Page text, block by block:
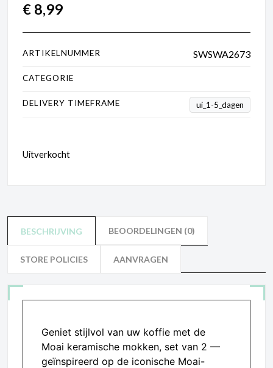
€ 8,99
ARTIKELNUMMER SWSWA2673
CATEGORIE
DELIVERY TIMEFRAME ui_1-5_dagen
Uitverkocht
BESCHRIJVING BEOORDELINGEN (0)
STORE POLICIES AANVRAGEN
Geniet stijlvol van uw koffie met de
Moai keramische mokken, set van 2 —
geïnspireerd op de iconische Moai-